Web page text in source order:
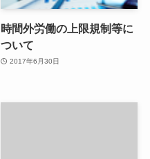
時間外労働の上限規制等に
ついて
2017年6月30日